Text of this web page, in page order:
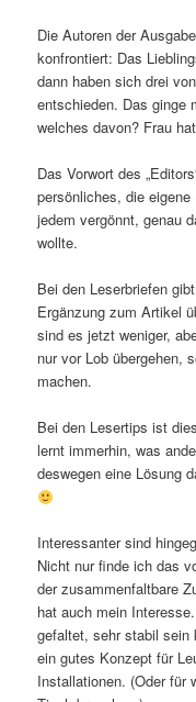
Die Autoren der
konfrontiert: Das
dann haben sich drei
entschieden. Das ginge
welches davon? Frau
Das Vorwort des
persönliches, die
jedem vergönnt, genau
wollte.
Bei den Leserbriefen
Ergänzung zum Artikel
sind es jetzt weniger,
nur vor Lob übergehen,
machen.
Bei den Lesertips ist
lernt immerhin, was
deswegen eine Lösung
Interessanter sind
Nicht nur finde ich das
der zusammenfaltbare
hat auch mein
gefaltet, sehr stabil sein
ein gutes Konzept für
Installationen. (Oder für